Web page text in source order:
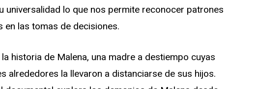
universalidad lo que nos permite reconocer patrones
en las tomas de decisiones.
historia de Malena, una madre a destiempo cuyas
alrededores la llevaron a distanciarse de sus hijos.